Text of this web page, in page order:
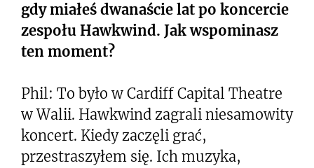
gdy miałeś dwanaście lat po koncercie
zespołu Hawkwind. Jak wspominasz
ten moment?
Phil: To było w Cardiff Capital Theatre
w Walii. Hawkwind zagrali niesamowity
koncert. Kiedy zaczęli grać,
przestraszyłem się. Ich muzyka,